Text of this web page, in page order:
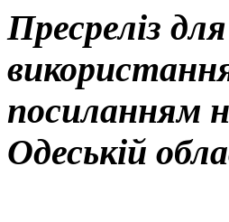
Пресреліз
посиланням
Одеській